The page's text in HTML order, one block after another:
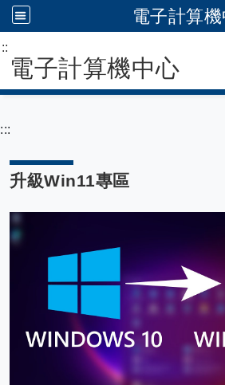
電子計算
跳到主要內
電子計算機中心
:::
升級Win11專區